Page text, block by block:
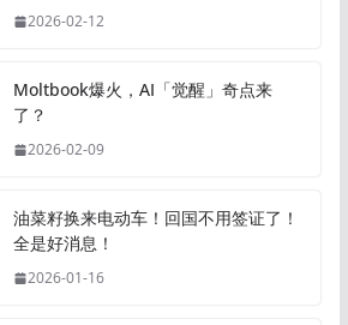
2026-02-12
Moltbook爆火，AI「觉醒」奇点来
了？
2026-02-09
油菜籽换来电动车！回国不用签证了！
全是好消息！
2026-01-16